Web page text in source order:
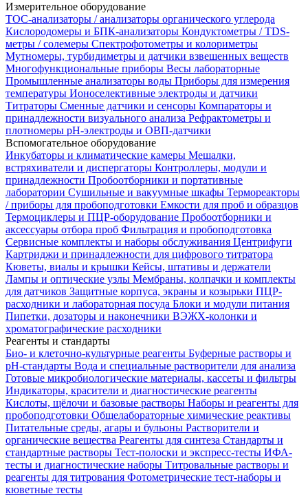
Измерительное оборудование
TOC-анализаторы / анализаторы органического углерода
Кислородомеры и БПК-анализаторы Кондуктометры / TDS-
метры / солемеры Спектрофотометры и колориметры
Мутномеры, турбидиметры и датчики взвешенных веществ
Многофункциональные приборы Весы лабораторные
Промышленные анализаторы воды Приборы для измерения
температуры Ионоселективные электроды и датчики
Титраторы Сменные датчики и сенсоры Компараторы и
принадлежности визуального анализа Рефрактометры и
плотномеры pH-электроды и ОВП-датчики
Вспомогательное оборудование
Инкубаторы и климатические камеры Мешалки,
встряхиватели и диспергаторы Контроллеры, модули и
принадлежности Пробоотборники и портативные
лаборатории Сушильные и вакуумные шкафы Термореакторы
/ приборы для пробоподготовки Емкости для проб и образцов
Термоциклеры и ПЦР-оборудование Пробоотборники и
аксессуары отбора проб Фильтрация и пробоподготовка
Сервисные комплекты и наборы обслуживания Центрифуги
Картриджи и принадлежности для цифрового титратора
Кюветы, виалы и крышки Кейсы, штативы и держатели
Лампы и оптические узлы Мембраны, колпачки и комплекты
для датчиков Защитные корпуса, экраны и козырьки ПЦР-
расходники и лабораторная посуда Блоки и модули питания
Пипетки, дозаторы и наконечники ВЭЖХ-колонки и
хроматографические расходники
Реагенты и стандарты
Био- и клеточно-культурные реагенты Буферные растворы и
pH-стандарты Вода и специальные растворители для анализа
Готовые микробиологические материалы, кассеты и фильтры
Индикаторы, красители и диагностические реагенты
Кислоты, щёлочи и базовые растворы Наборы и реагенты для
пробоподготовки Общелабораторные химические реактивы
Питательные среды, агары и бульоны Растворители и
органические вещества Реагенты для синтеза Стандарты и
стандартные растворы Тест-полоски и экспресс-тесты ИФА-
тесты и диагностические наборы Титровальные растворы и
реагенты для титрования Фотометрические тест-наборы и
кюветные тесты